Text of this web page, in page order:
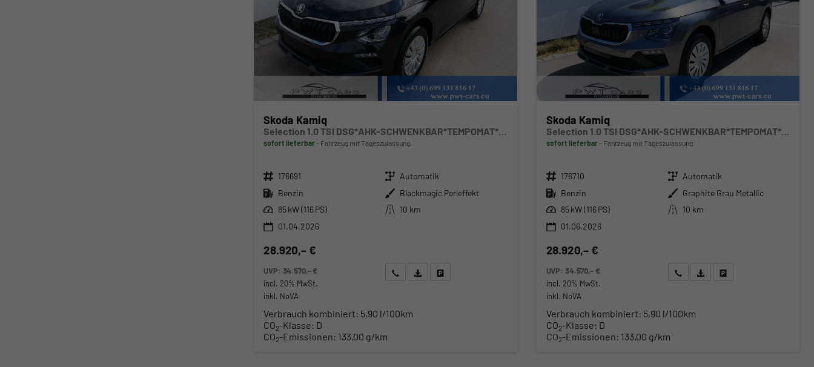
Skoda Kamiq
Selection 1.0 TSI DSG*AHK-SCHWENKBAR*TEMPOMAT*PDC-HINTEN*KEYLESS-GO*SHZ*
sofort lieferbar Fahrzeug mit Tageszulassung
Fahrzeugnr. 176691 Getriebe Automatik
Kraftstoff Benzin Außenfarbe Blackmagic Perleffekt
Leistung 85 kW (116 PS) Kilometerstand
10 km
01.04.2026
28.920,– €
UVP: 34.570,– €
incl. 20% MwSt.
inkl. NoVA
Wir rufen Sie anAngebot drucken (PDF)
Verbrauch kombiniert: 5,90 l/100km
CO2-Klasse: D
CO2-Emissionen: 133,00 g/km
Skoda Kamiq
Selection 1.0 TSI DSG*AHK-SCHWENKBAR*TEMPOMAT*PDC-HINTEN*KEYLESS-GO*SHZ*
sofort lieferbar Fahrzeug mit Tageszulassung
Fahrzeugnr. 176710 Getriebe Automatik
Kraftstoff Benzin Außenfarbe Graphite Grau Metallic
Leistung 85 kW (116 PS) Kilometerstand
10 km
01.06.2026
28.920,– €
UVP: 34.570,– €
incl. 20% MwSt.
inkl. NoVA
Wir rufen Sie anAngebot drucken (PDF)
Fahrzeug parken
Verbrauch kombiniert: 5,90 l/100km
CO2-Klasse: D
CO2-Emissionen: 133,00 g/km